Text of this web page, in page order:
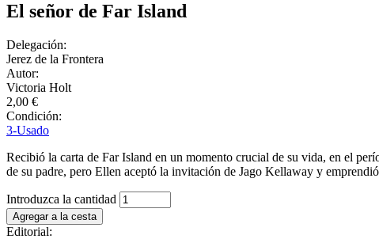
El señor de Far Island
Delegación:
Jerez de la Frontera
Autor:
Victoria Holt
2,00 €
Condición:
3-Usado
Recibió la carta de Far Island en un momento crucial de su vida, en el
de su padre, pero Ellen aceptó la invitación de Jago Kellaway y
Introduzca la cantidad
Editorial: